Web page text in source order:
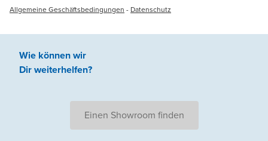
Allgemeine Geschäftsbedingungen - Datenschutz
Wie können wir
Dir weiterhelfen?
Einen Showroom finden